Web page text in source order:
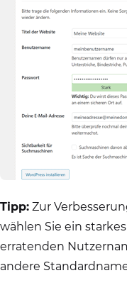
Tipp: Zur
wählen Sie ein
erratenden
andere